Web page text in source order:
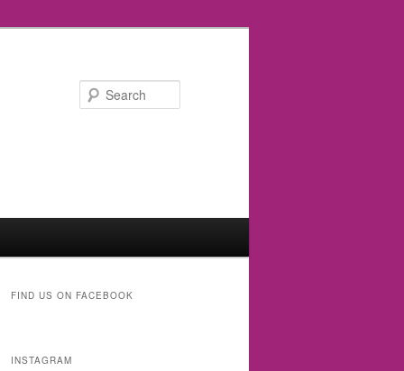
FIND US ON FACEBOOK
INSTAGRAM